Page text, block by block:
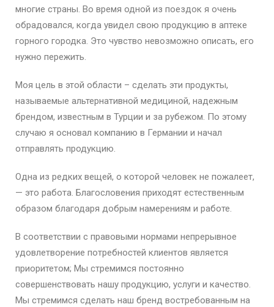
многие страны. Во время одной из поездок я очень
обрадовался, когда увидел свою продукцию в аптеке
горного городка. Это чувство невозможно описать, его
нужно пережить.
Моя цель в этой области – сделать эти продукты,
называемые альтернативной медициной, надежным
брендом, известным в Турции и за рубежом. По этому
случаю я основал компанию в Германии и начал
отправлять продукцию.
Одна из редких вещей, о которой человек не пожалеет,
— это работа. Благословения приходят естественным
образом благодаря добрым намерениям и работе.
В соответствии с правовыми нормами непрерывное
удовлетворение потребностей клиентов является
приоритетом; Мы стремимся постоянно
совершенствовать нашу продукцию, услуги и качество.
Мы стремимся сделать наш бренд востребованным на